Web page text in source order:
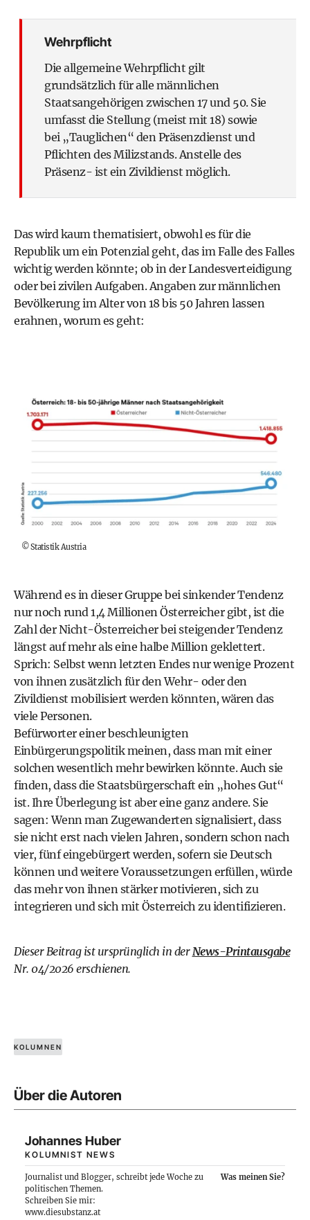
Wehrpflicht
Die allgemeine Wehrpflicht gilt
grundsätzlich für alle männlichen
Staatsangehörigen zwischen 17 und 50. Sie
umfasst die Stellung (meist mit 18) sowie
bei „Tauglichen“ den Präsenzdienst und
Pflichten des Milizstands. Anstelle des
Präsenz- ist ein Zivildienst möglich.
Das wird kaum thematisiert, obwohl es für die
Republik um ein Potenzial geht, das im Falle des Falles
wichtig werden könnte; ob in der Landesverteidigung
oder bei zivilen Aufgaben. Angaben zur männlichen
Bevölkerung im Alter von 18 bis 50 Jahren lassen
erahnen, worum es geht:
©Statistik Austria
Während es in dieser Gruppe bei sinkender Tendenz
nur noch rund 1,4 Millionen Österreicher gibt, ist die
Zahl der Nicht-Österreicher bei steigender Tendenz
längst auf mehr als eine halbe Million geklettert.
Sprich: Selbst wenn letzten Endes nur wenige Prozent
von ihnen zusätzlich für den Wehr- oder den
Zivildienst mobilisiert werden könnten, wären das
viele Personen.
Befürworter einer beschleunigten
Einbürgerungspolitik meinen, dass man mit einer
solchen wesentlich mehr bewirken könnte. Auch sie
finden, dass die Staatsbürgerschaft ein „hohes Gut“
ist. Ihre Überlegung ist aber eine ganz andere. Sie
sagen: Wenn man Zugewanderten signalisiert, dass
sie nicht erst nach vielen Jahren, sondern schon nach
vier, fünf eingebürgert werden, sofern sie Deutsch
können und weitere Voraussetzungen erfüllen, würde
das mehr von ihnen stärker motivieren, sich zu
integrieren und sich mit Österreich zu identifizieren.
Dieser Beitrag ist ursprünglich in derNews-Printausgabe
Nr. 04/2026 erschienen.
KOLUMNEN
Über die Autoren
Johannes Huber
KOLUMNIST NEWS
Journalist und Blogger, schreibt jede Woche zu
politischen Themen.
Was meinen Sie?
Schreiben Sie mir:
www.diesubstanz.at